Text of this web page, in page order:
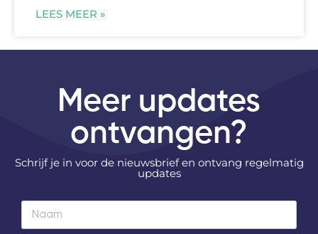
LEES MEER »
Meer updates
ontvangen?
Schrijf je in voor de nieuwsbrief en ontvang regelmatig
updates